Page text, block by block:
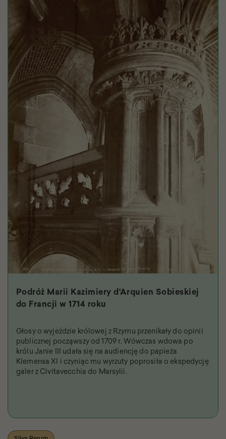
Podróż Marii Kazimiery d'Arquien Sobieskiej
do Francji w 1714 roku
Głosy o wyjeździe królowej z Rzymu przenikały do opinii
publicznej począwszy od 1709 r. Wówczas wdowa po
królu Janie III udała się na audiencję do papieża
Klemensa XI i czyniąc mu wyrzuty poprosiła o ekspedycję
galer z Civitavecchia do Marsylii.